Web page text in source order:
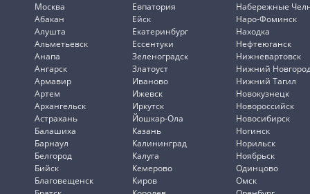
Москва
Абакан
Алушта
Альметьевск
Анапа
Ангарск
Армавир
Артем
Архангельск
Астрахань
Балашиха
Барнаул
Белгород
Бийск
Благовещенск
Евпатория
Ейск
Екатеринбург
Ессентуки
Зеленоградск
Златоуст
Иваново
Ижевск
Иркутск
Йошкар-Ола
Казань
Калининград
Калуга
Кемерово
Киров
Набережные
Наро-Фоминск
Находка
Нефтеюганск
Нижневартовск
Нижний
Нижний Тагил
Новокузнецк
Новороссийск
Новосибирск
Ногинск
Норильск
Ноябрьск
Одинцово
Омск